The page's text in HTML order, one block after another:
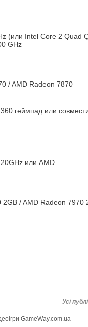
(или Intel Core 2 Quad
GHz
/ AMD Radeon 7870
геймпад или
или AMD
/ AMD Radeon 7970
Усі
GameWay.com.ua